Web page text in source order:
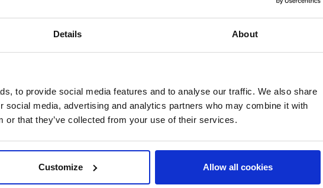
Details About
to provide social media features and to analyse our traffic. We also share
social media, advertising and analytics partners who may combine it with
or that they’ve collected from your use of their services.
Customize Allow all cookies
del